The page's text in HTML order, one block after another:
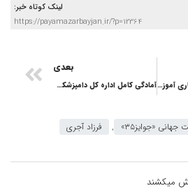
لینک کوتاه خبر:
https://payamazarbayjan.ir/?p=12364
امضای تفاهم‌نامه همکاری آموزشی بین نظام مهندسی ساختمان آذربایجان شرقی و دانشگاه آزاد اسلامی استان
بعدی
آمادگی کامل اداره کل دامپزشکی آذربایجان شرقی برای نظارت بهداشتی و شرعی در عید قربان
جهانی «جوایز۳۵» , فرزاد آجری
میکشند